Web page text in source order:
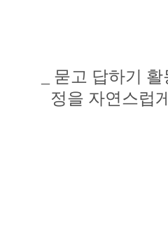
묻고 답하기
정을 자연스럽